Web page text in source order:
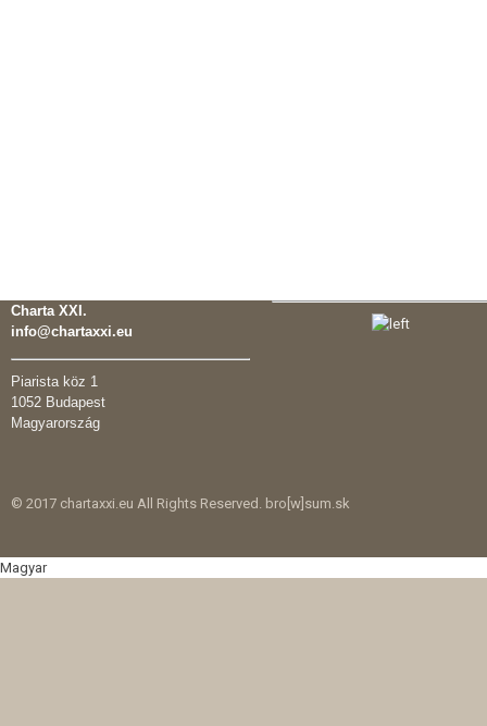
Charta XXI.
info@chartaxxi.eu
Piarista köz 1
1052 Budapest
Magyarország
© 2017 chartaxxi.eu All Rights Reserved. bro[w]sum.sk
Magyar